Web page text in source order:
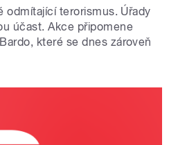
odmítající terorismus. Úřady
účast. Akce připomene
které se dnes zároveň